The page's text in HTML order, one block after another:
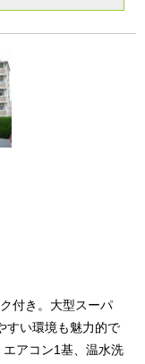
付き。大型スーパ
すい環境も魅力的で
アコン1基、温水洗